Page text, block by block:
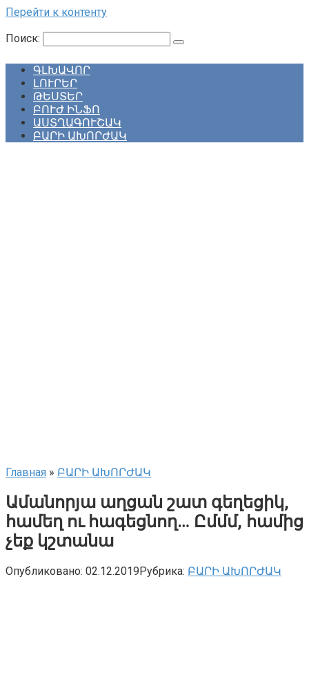
Перейти к контенту
Поиск:
ԳԼԽԱՎՈՐ
ԼՈՒՐԵՐ
ԹԵՍՏԵՐ
ԲՈՒԺ ԻՆՖՈ
ԱՍՏՂԱԳՈՒՇԱԿ
ԲԱՐԻ ԱԽՈՐԺԱԿ
Главная » ԲԱՐԻ ԱԽՈՐԺԱԿ
Ամանորյա աղցան շատ գեղեցիկ,
համեղ ու հագեցնող… Ըմմմ, համից
չեք կշտանա
Опубликовано: 02.12.2019Рубрика: ԲԱՐԻ ԱԽՈՐԺԱԿ